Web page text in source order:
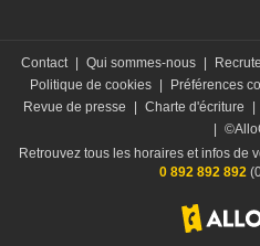
Contact Qui sommes-nous
Politique de cookies
Préférences
Revue de presse
Charte d'écriture
Retrouvez tous les horaires et infos de
0 892 892 892